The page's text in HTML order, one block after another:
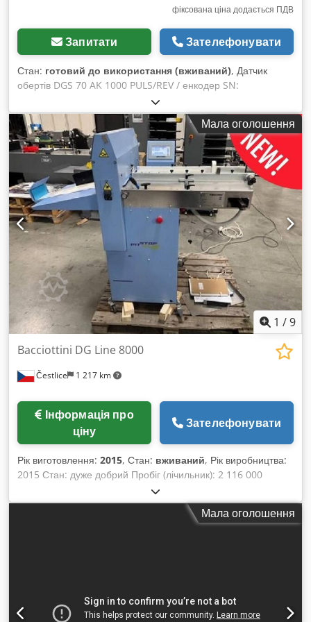
фіксована ціна додається ПДВ
Запитати Зателефонувати
Стан: готовий до використання (вживаний), Датчик
обертів DGS 70 AK 1000 PULS/REV / енкодер SN:
5PK0002E0K02, вживаний, у гарному стані збереження,
повністю справний, комплектація згідно з фотографіями.
Dcedpetxuhfefx Apmsk
Мала оголошення
1 /9
Čestlice 1 217 km
Bacciottini DG Line 8000
ціну
Зателефонувати
Рік виготовлення: 2015, Стан: вживаний, Рік виробництва:
2015 Стан: дуже добрий Пробіг (лічильник): 2 116 000
Технічні характеристики: Dcjdpfx Asy Hkyzjpmjk - розмір –
мін./макс. 80 x 100 мм / 500 x 700 мм - мінімальна відстань
біговки – 0,1 мм - опціональні інструменти для перфорації –
вдосконаленням попередньої моделі 6500. Оснащена
Мала оголошення